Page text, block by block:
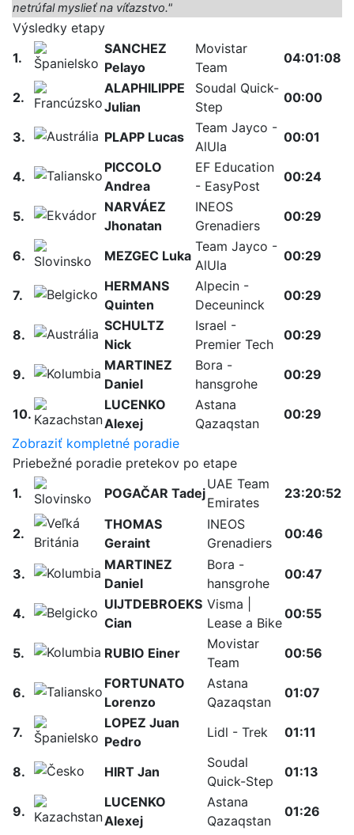
netrúfal myslieť na víťazstvo."
Výsledky etapy
1.
SANCHEZ
Pelayo
Movistar
Team
04:01:08
2.
ALAPHILIPPE
Julian
Soudal Quick-
Step
00:00
3. PLAPP Lucas
Team Jayco -
AlUla
00:01
4.
PICCOLO
Andrea
EF Education
- EasyPost
00:24
5.
NARVÁEZ
Jhonatan
INEOS
Grenadiers
00:29
6. MEZGEC Luka
Team Jayco -
AlUla
00:29
7.
HERMANS
Quinten
Alpecin -
Deceuninck
00:29
8.
SCHULTZ
Nick
Israel -
Premier Tech
00:29
9.
MARTINEZ
Daniel
Bora -
hansgrohe
00:29
10.
LUCENKO
Alexej
Astana
Qazaqstan
00:29
Zobraziť kompletné poradie
Priebežné poradie pretekov po etape
1.
POGAČAR Tadej
UAE Team
Emirates
23:20:52
2.
THOMAS
Geraint
INEOS
Grenadiers
00:46
3.
MARTINEZ
Daniel
Bora -
hansgrohe
00:47
4.
UIJTDEBROEKS
Cian
Visma |
Lease a Bike
00:55
5. RUBIO Einer
Movistar
Team
00:56
6.
FORTUNATO
Lorenzo
Astana
Qazaqstan
01:07
7.
LOPEZ Juan
Pedro
Lidl - Trek 01:11
8. HIRT Jan
Soudal
Quick-Step
01:13
9.
LUCENKO
Alexej
Astana
Qazaqstan
01:26